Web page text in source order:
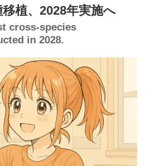
植、2028年実施へ
cross-species
in 2028.